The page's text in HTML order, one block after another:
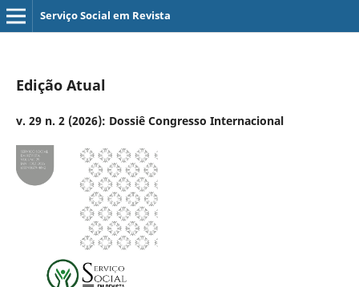
Serviço Social em Revista
Edição Atual
v. 29 n. 2 (2026): Dossiê Congresso Internacional